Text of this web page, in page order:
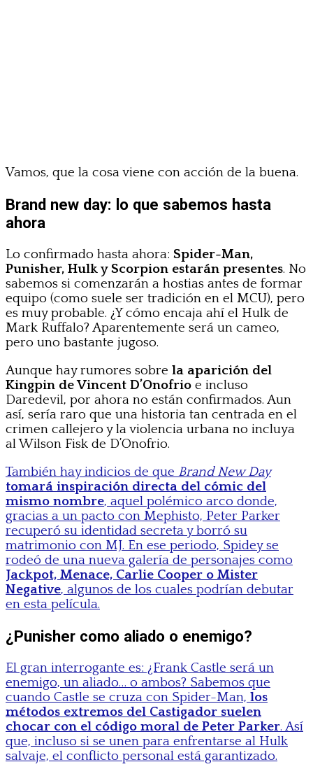
Vamos, que la cosa viene con acción de la buena.
Brand new day: lo que sabemos hasta
ahora
Lo confirmado hasta ahora: Spider-Man,
Punisher, Hulk y Scorpion estarán presentes. No
sabemos si comenzarán a hostias antes de formar
equipo (como suele ser tradición en el MCU), pero
es muy probable. ¿Y cómo encaja ahí el Hulk de
Mark Ruffalo? Aparentemente será un cameo,
pero uno bastante jugoso.
Aunque hay rumores sobre la aparición del
Kingpin de Vincent D’Onofrio e incluso
Daredevil, por ahora no están confirmados. Aun
así, sería raro que una historia tan centrada en el
crimen callejero y la violencia urbana no incluya
al Wilson Fisk de D’Onofrio.
También hay indicios de que Brand New Day
tomará inspiración directa del cómic del
mismo nombre, aquel polémico arco donde,
gracias a un pacto con Mephisto, Peter Parker
recuperó su identidad secreta y borró su
matrimonio con MJ. En ese periodo, Spidey se
rodeó de una nueva galería de personajes como
Jackpot, Menace, Carlie Cooper o Mister
Negative, algunos de los cuales podrían debutar
en esta película.
¿Punisher como aliado o enemigo?
El gran interrogante es: ¿Frank Castle será un
enemigo, un aliado… o ambos? Sabemos que
cuando Castle se cruza con Spider-Man, los
métodos extremos del Castigador suelen
chocar con el código moral de Peter Parker. Así
que, incluso si se unen para enfrentarse al Hulk
salvaje, el conflicto personal está garantizado.